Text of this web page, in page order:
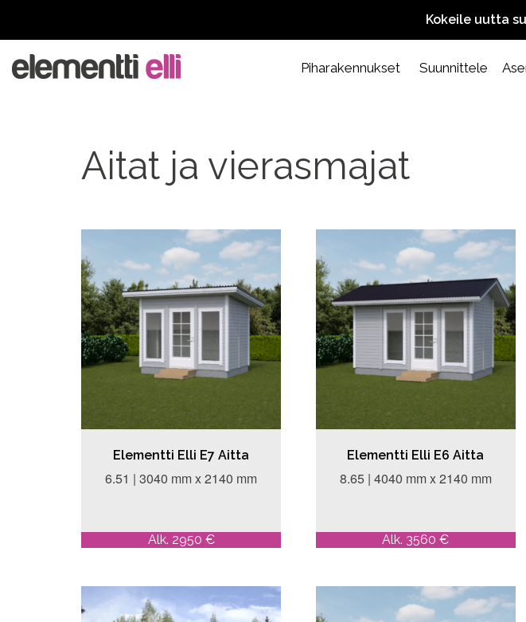
Kokeile uutta
Piharakennukset Suunnittele
Aitat ja vierasmajat
Elementti Elli E7 Aitta
6.51 | 3040 mm x 2140 mm
Alk. 2950 €
Elementti Elli E6 Aitta
8.65 | 4040 mm x 2140 mm
Alk. 3560 €